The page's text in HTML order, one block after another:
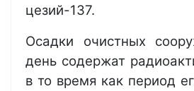
цезий-137.
Осадки очистных
день содержат
в то время как период